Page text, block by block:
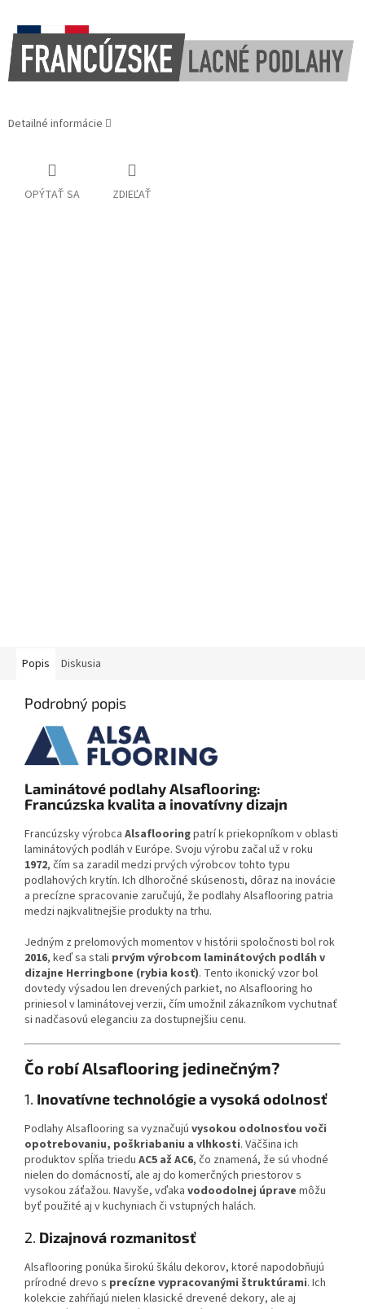
Detailné informácie
OPÝTAŤ SA ZDIEĽAŤ
Popis Diskusia
Podrobný popis
Laminátové podlahy Alsaflooring:
Francúzska kvalita a inovatívny dizajn
Francúzsky výrobca Alsaflooringpatrí k priekopníkom v oblasti
laminátových podláh v Európe. Svoju výrobu začal už v roku
1972, čím sa zaradil medzi prvých výrobcov tohto typu
podlahových krytín. Ich dlhoročné skúsenosti, dôraz na inovácie
a precízne spracovanie zaručujú, že podlahy Alsaflooring patria
medzi najkvalitnejšie produkty na trhu.
Jedným z prelomových momentov v histórii spoločnosti bol rok
2016, keď sa stali prvým výrobcom laminátových podláh v
dizajne Herringbone (rybia kosť). Tento ikonický vzor bol
dovtedy výsadou len drevených parkiet, no Alsaflooring ho
priniesol v laminátovej verzii, čím umožnil zákazníkom vychutnať
si nadčasovú eleganciu za dostupnejšiu cenu.
Čo robí Alsaflooring jedinečným?
1. Inovatívne technológie a vysoká odolnosť
Podlahy Alsaflooring sa vyznačujú vysokou odolnosťou voči
opotrebovaniu, poškriabaniu a vlhkosti. Väčšina ich
produktov spĺňa triedu AC5 až AC6, čo znamená, že sú vhodné
nielen do domácností, ale aj do komerčných priestorov s
vysokou záťažou. Navyše, vďaka vodoodolnej úprave môžu
byť použité aj v kuchyniach či vstupných halách.
2. Dizajnová rozmanitosť
Alsaflooring ponúka širokú škálu dekorov, ktoré napodobňujú
prírodné drevo s precízne vypracovanými štruktúrami. Ich
kolekcie zahŕňajú nielen klasické drevené dekory, ale aj